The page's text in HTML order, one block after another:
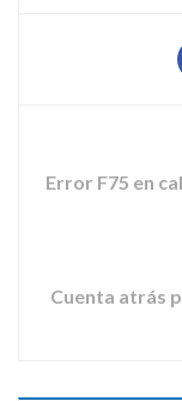
Error F75 en
Cuenta atrás